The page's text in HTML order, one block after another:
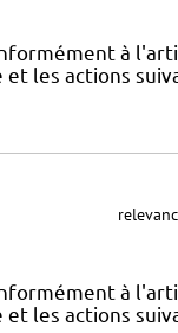
à
les actions
à
les actions